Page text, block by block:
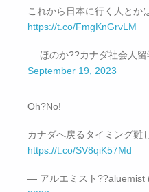
これから日本に行く人とか
https://t.co/FmgKnGrvLM
— ほのか??カナダ社会人留
September 19, 2023
Oh?No!
カナダへ戻るタイミング難
https://t.co/SV8qiK57Md
— アルエミスト??aluemist